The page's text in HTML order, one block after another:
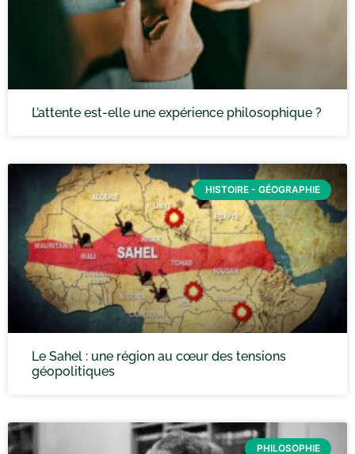
L’attente est-elle une expérience philosophique ?
HISTOIRE - GÉOGRAPHIE
Le Sahel : une région au cœur des tensions
géopolitiques
PHILOSOPHIE